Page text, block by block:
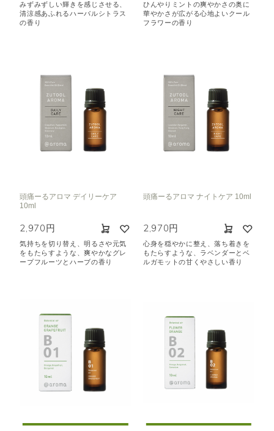
みずみずしい輝きを感じさせる、
清涼感あふれるハーバルシトラス
の香り
ひんやりミントの爽やかさの奥に
華やかさが広がる心地よいクール
フラワーの香り
頭痛ーるアロマ デイリーケア
10ml
2,970円
気持ちを切り替え、明るさや元気
をもたらすような、爽やかなグレ
ープフルーツとハーブの香り
頭痛ーるアロマ ナイトケア 10ml
2,970円
心身を穏やかに整え、落ち着きを
もたらすような、ラベンダーとベ
ルガモットの甘くやさしい香り